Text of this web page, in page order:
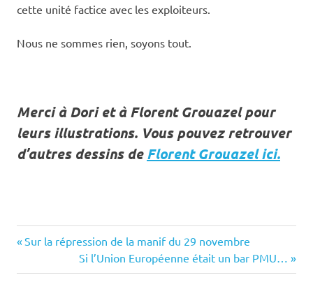
cette unité factice avec les exploiteurs.
Nous ne sommes rien, soyons tout.
Merci à Dori et à Florent Grouazel pour
leurs illustrations. Vous pouvez retrouver
d’autres dessins deFlorent Grouazel ici.
Post
navigation
Previous
Sur la répression de la manif du 29 novembre
Next
Post:
Si l’Union Européenne était un bar PMU…